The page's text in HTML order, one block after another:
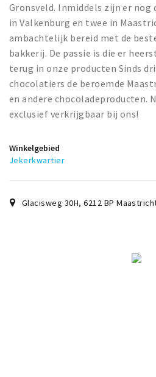
Natuurgebieden
Baroniepoorten
Andere City Apps
Gronsveld. Inmiddels zijn er nog
in Valkenburg en twee in
ambachtelijk bereid met de
bakkerij. De passie is die er
terug in onze producten Sinds
chocolatiers de beroemde
en andere chocoladeproducten.
exclusief verkrijgbaar bij ons!
Winkelgebied
Jekerkwartier
Glacisweg 30H,6212 BP